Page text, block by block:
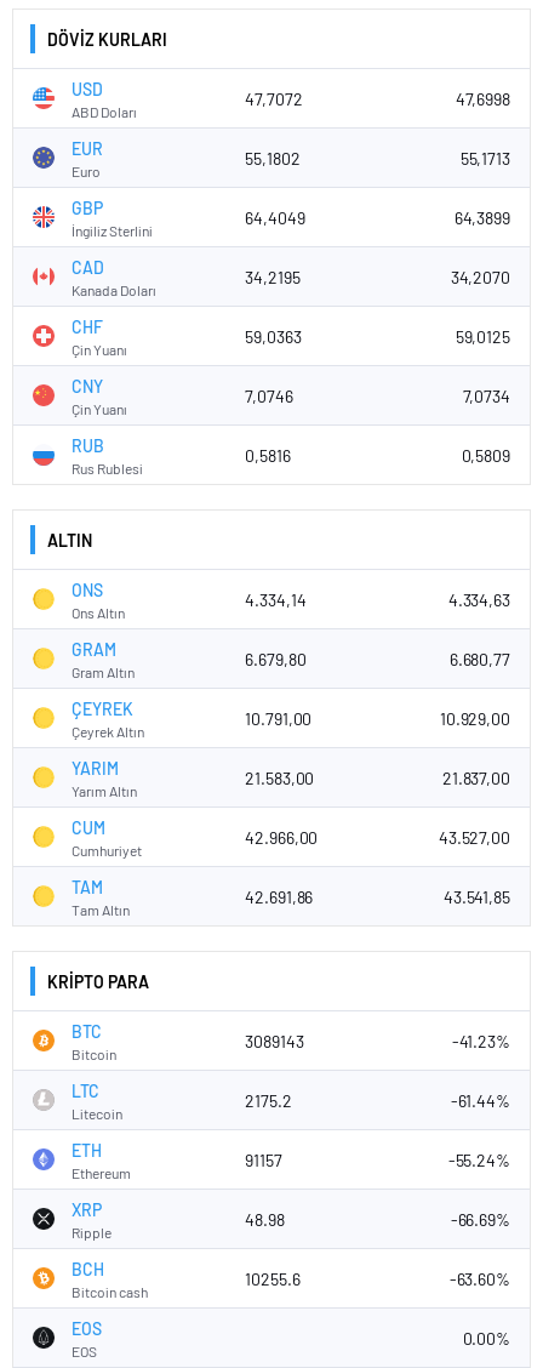
DÖVİZ KURLARI
USD
ABD Doları
47,7072 47,6998
EUR
Euro
55,1802 55,1713
GBP
İngiliz Sterlini
64,4049 64,3899
CAD
Kanada Doları
34,2195 34,2070
CHF
Çin Yuanı
59,0363 59,0125
CNY
Çin Yuanı
7,0746 7,0734
RUB
Rus Rublesi
0,5816 0,5809
ALTIN
ONS
Ons Altın
4.334,14 4.334,63
GRAM
Gram Altın
6.679,80 6.680,77
ÇEYREK
Çeyrek Altın
10.791,00 10.929,00
YARIM
Yarım Altın
21.583,00 21.837,00
CUM
Cumhuriyet
42.966,00 43.527,00
TAM
Tam Altın
42.691,86 43.541,85
KRİPTO PARA
BTC
Bitcoin
3089143 -41.23%
LTC
Litecoin
2175.2 -61.44%
ETH
Ethereum
91157 -55.24%
XRP
Ripple
48.98 -66.69%
BCH
Bitcoin cash
10255.6 -63.60%
EOS
EOS
0.00%